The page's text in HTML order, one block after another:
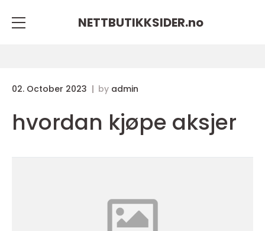
NETTBUTIKKSIDER.no
02. October 2023 by admin
hvordan kjøpe aksjer